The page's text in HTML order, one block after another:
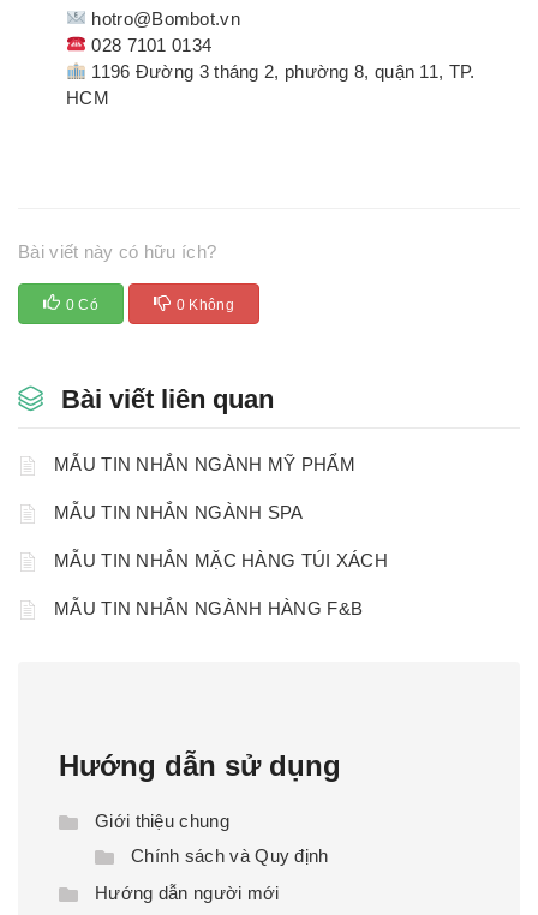
hotro@Bombot.vn
028 7101 0134
1196 Đường 3 tháng 2, phường 8, quận 11, TP.
HCM
Bài viết này có hữu ích?
0 Có 0 Không
Bài viết liên quan
MẪU TIN NHẮN NGÀNH MỸ PHẨM
MẪU TIN NHẮN NGÀNH SPA
MẪU TIN NHẮN MẶC HÀNG TÚI XÁCH
MẪU TIN NHẮN NGÀNH HÀNG F&B
Hướng dẫn sử dụng
Giới thiệu chung
Chính sách và Quy định
Hướng dẫn người mới